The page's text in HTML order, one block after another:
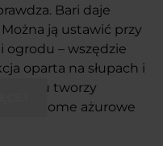
Bari daje
ją ustawić przy
ogrodu – wszędzie
oparta na słupach i
dachu tworzy
te poziome ażurowe